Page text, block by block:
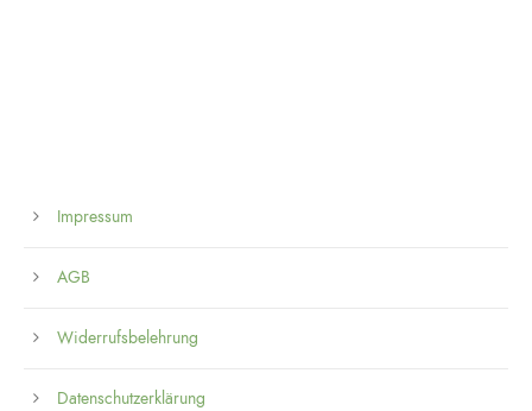
Impressum
AGB
Widerrufsbelehrung
Datenschutzerklärung